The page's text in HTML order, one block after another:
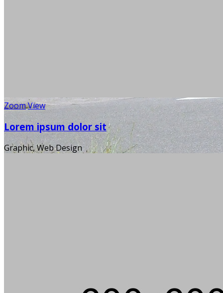
ZoomView
Lorem ipsum dolor sit
Graphic, Web Design